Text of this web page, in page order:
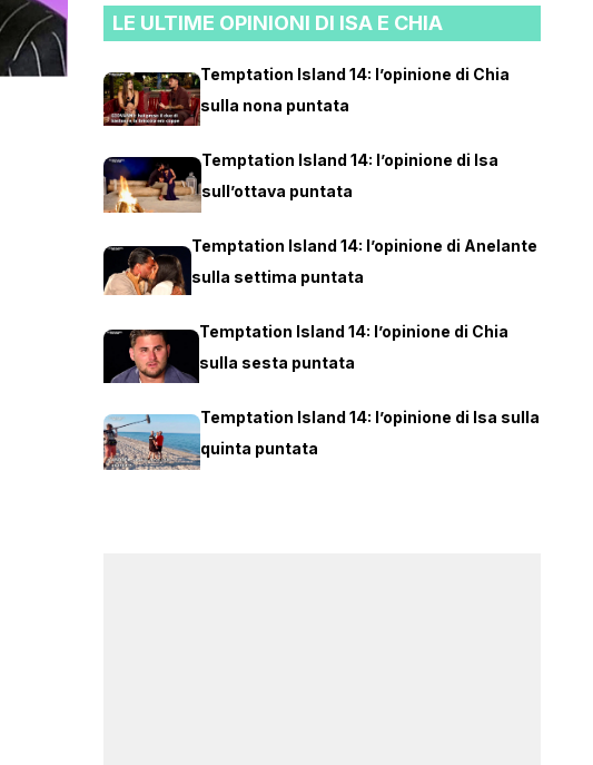
LE ULTIME OPINIONI DI ISA E CHIA
Temptation Island 14: l’opinione di Chia
sulla nona puntata
Temptation Island 14: l’opinione di Isa
sull’ottava puntata
Temptation Island 14: l’opinione di Anelante
sulla settima puntata
Temptation Island 14: l’opinione di Chia
sulla sesta puntata
Temptation Island 14: l’opinione di Isa sulla
quinta puntata